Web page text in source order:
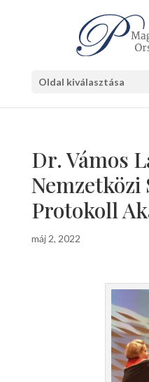
Oldal kiválasztása
Dr. Vámos
Nemzetközi
Protokoll
máj 2, 2022